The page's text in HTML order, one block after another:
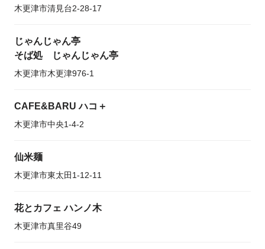
木更津市清見台2-28-17
じゃんじゃん亭
そば処 じゃんじゃん亭
木更津市木更津976-1
CAFE&BARU ハコ＋
木更津市中央1-4-2
仙米麺
木更津市東太田1-12-11
花とカフェ ハンノ木
木更津市真里谷49